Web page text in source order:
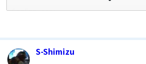
CamErr err;
your APN
#define
S-Shimizu